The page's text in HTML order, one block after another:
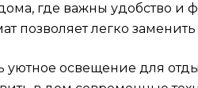
где важны удобство и
позволяет легко
освещение для